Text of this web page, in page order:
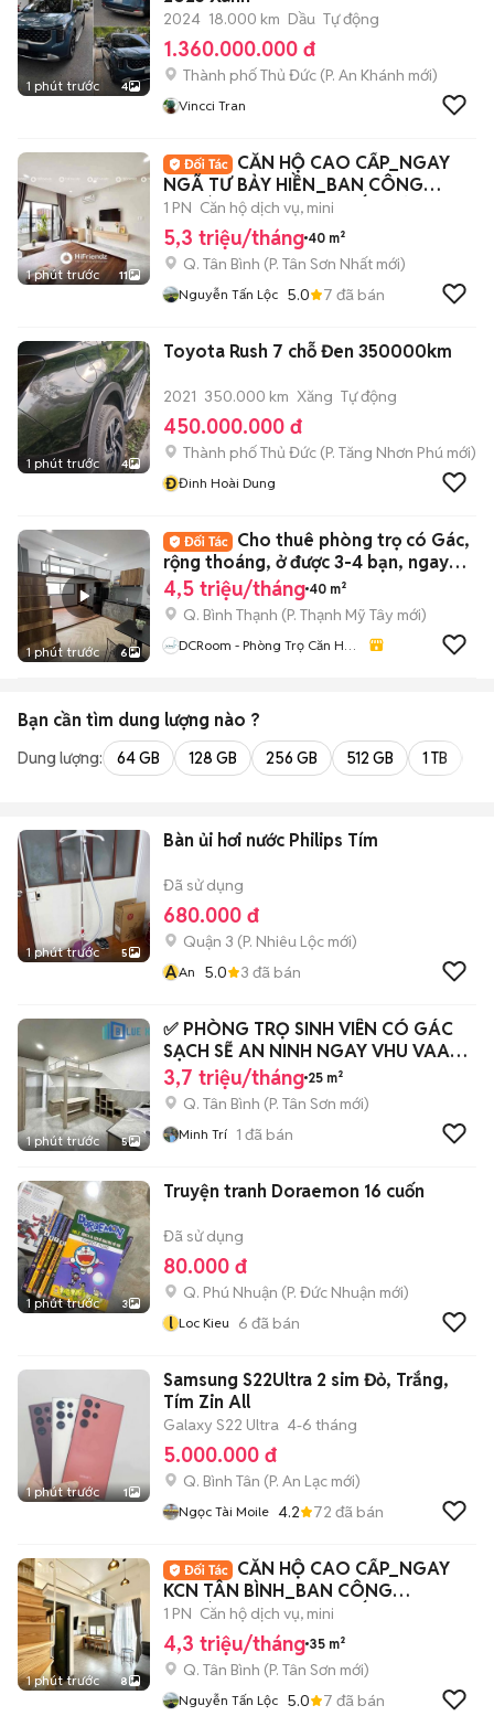
1 phút trước 4
2024 18.000 km Dầu Tự động
1.360.000.000 đ
Thành phố Thủ Đức (P. An Khánh mới)
Vincci Tran
1 phút trước 11
CĂN HỘ CAO CẤP_NGAY
NGÃ TƯ BẢY HIỀN_BAN CÔNG
THOÁNG_FULL NỘI THẤT MỚI
1 PN Căn hộ dịch vụ, mini
5,3 triệu/tháng 40 m²
Q. Tân Bình (P. Tân Sơn Nhất mới)
Nguyễn Tấn Lộc 5.0 7 đã bán
1 phút trước 4
Toyota Rush 7 chỗ Đen 350000km
2021 350.000 km Xăng Tự động
450.000.000 đ
Thành phố Thủ Đức (P. Tăng Nhơn Phú mới)
ĐĐinh Hoài Dung
1 phút trước 6
Cho thuê phòng trọ có Gác,
rộng thoáng, ở được 3-4 bạn, ngay
UTH, FTU,
4,5 triệu/tháng 40 m²
Q. Bình Thạnh (P. Thạnh Mỹ Tây mới)
DCRoom - Phòng Trọ Căn Hộ
Bạn cần tìm dung lượng nào ?
Dung lượng: 64 GB 128 GB 256 GB 512 GB 1 TB
1 phút trước 5
Bàn ủi hơi nước Philips Tím
Đã sử dụng
680.000 đ
Quận 3 (P. Nhiêu Lộc mới)
AAn 5.0 3 đã bán
1 phút trước 5
✅ PHÒNG TRỌ SINH VIÊN CÓ GÁC
SẠCH SẼ AN NINH NGAY VHU VAA
CD Y HUIT
3,7 triệu/tháng 25 m²
Q. Tân Bình (P. Tân Sơn mới)
Minh Trí 1 đã bán
1 phút trước 3
Truyện tranh Doraemon 16 cuốn
Đã sử dụng
80.000 đ
Q. Phú Nhuận (P. Đức Nhuận mới)
l Loc Kieu 6 đã bán
1 phút trước 1
Samsung S22Ultra 2 sim Đỏ, Trắng,
Tím Zin All
Galaxy S22 Ultra 4-6 tháng
5.000.000 đ
Q. Bình Tân (P. An Lạc mới)
Ngọc Tài Moile 4.2 72 đã bán
1 phút trước 8
CĂN HỘ CAO CẤP_NGAY
KCN TÂN BÌNH_BAN CÔNG
THOÁNG_FULL NỘI THẤT
1 PN Căn hộ dịch vụ, mini
4,3 triệu/tháng 35 m²
Q. Tân Bình (P. Tân Sơn mới)
Nguyễn Tấn Lộc 5.0 7 đã bán